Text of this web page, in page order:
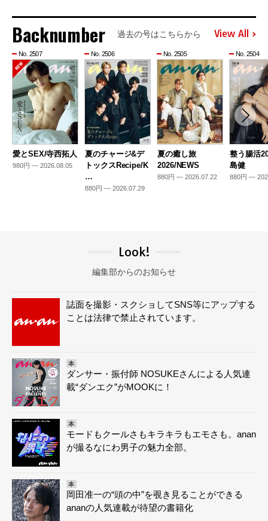
Backnumber 過去の号はこちらから View All
No. 2507
愛とSEX/寺西拓人
980円 — 2026.08.05
No. 2506
夏のチャージ&デ
トックスRecipe/K
…
880円 — 2026.07.29
No. 2505
夏の癒し旅
2026/NEWS
880円 — 2026.07.22
No. 2504
整う腸活
島健
880円 —
Look!
編集部からのお知らせ
誌面を撮影・スクショしてSNS等にアップする
ことは法律で禁止されています。
本
ダンサー・振付師 NOSUKEさんによる人気連
載“ダンエク”がMOOKに！
本
モードもクールさもキラキラもエモさも。anan
が撮るなにわ男子の魅力全部。
本
岡田准一の“頭の中”を覗き見ることができる
ananの人気連載が待望の書籍化